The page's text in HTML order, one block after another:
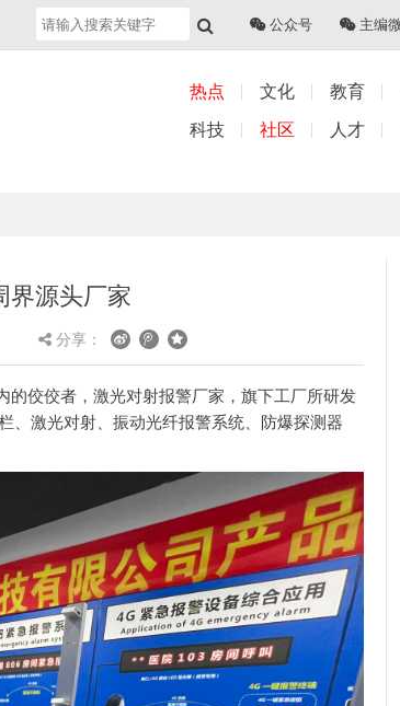
主编
公众号
热点 文化 教育
科技
社区 人才
界源头厂家
分享：
佼佼者，激光对射报警厂家，旗下工厂所研发
、激光对射、振动光纤报警系统、防爆探测器